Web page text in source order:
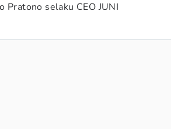
Pratono selaku CEO JUNI